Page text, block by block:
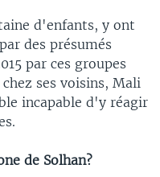
d'enfants, y ont
des présumés
par ces groupes
ses voisins, Mali
incapable d'y réagir
de Solhan?